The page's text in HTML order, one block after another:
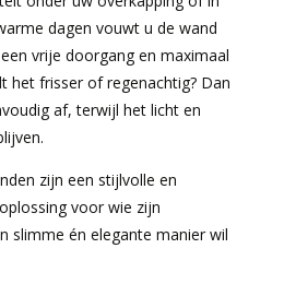
dagen vouwt u de wand
vrije doorgang en maximaal
het frisser of regenachtig? Dan
af, terwijl het licht en
zijn een stijlvolle en
voor wie zijn
slimme én elegante manier wil